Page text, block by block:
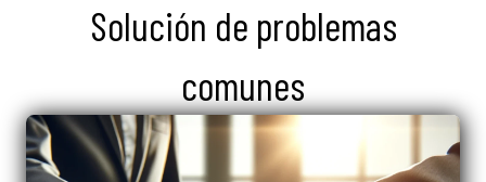
Solución de problemas
comunes